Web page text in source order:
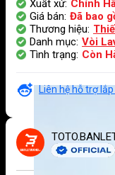
Xuất xứ: Chính
Giá bán: Đã bao
Thương hiệu:
Danh mục: Vòi
Tình trạng: Còn
Liên hệ hỗ trợ